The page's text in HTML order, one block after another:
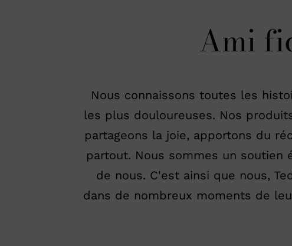
Ami
Nous connaissons toutes les
les plus douloureuses. Nos
partageons la joie, apportons du
partout. Nous sommes un soutien
de nous. C'est ainsi que nous,
dans de nombreux moments de